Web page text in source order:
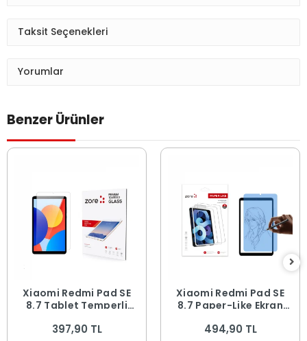
Taksit Seçenekleri
Yorumlar
Benzer Ürünler
Xiaomi Redmi Pad SE
8.7 Tablet Temperli
397,90 TL
Xiaomi Redmi Pad SE
8.7 Paper-Like Ekran
494,90 TL